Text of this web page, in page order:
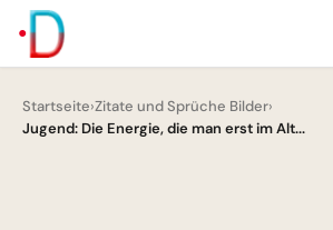
Startseite›Zitate und Sprüche Bilder›
Jugend: Die Energie, die man erst im Alt...